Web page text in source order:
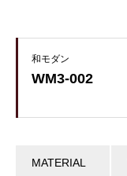
和モダン
WM3-002
MATERIAL